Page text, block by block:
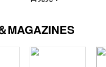
MAGAZINES